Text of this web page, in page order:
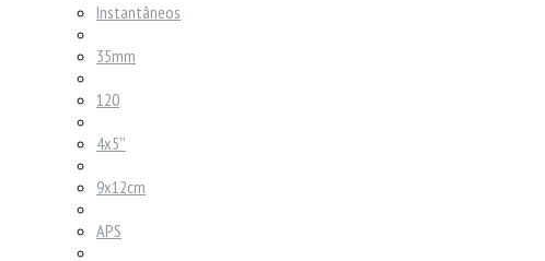
Instantâneos
35mm
120
4x5''
9x12cm
APS